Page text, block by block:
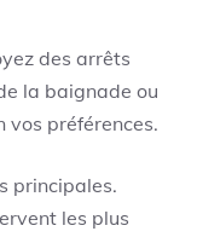
des arrêts
la baignade ou
vos préférences.
principales.
les plus